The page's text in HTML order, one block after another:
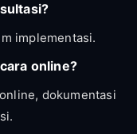
implementasi.
online?
dokumentasi